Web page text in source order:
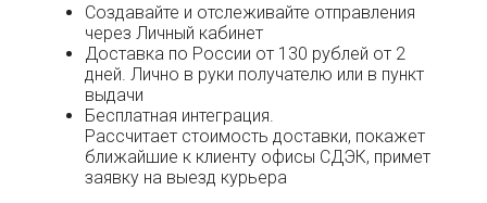
Создавайте и отслеживайте отправления
через Личный кабинет
Доставка по России от 130 рублей от 2
дней. Лично в руки получателю или в пункт
выдачи
Бесплатная интеграция.
Рассчитает стоимость доставки, покажет
ближайшие к клиенту офисы СДЭК, примет
заявку на выезд курьера